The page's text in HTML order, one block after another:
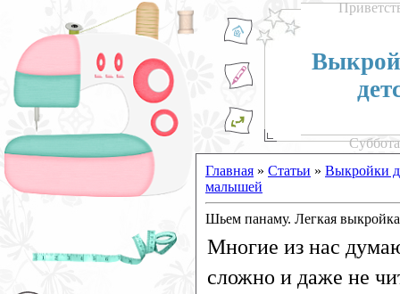
Главная » Статьи » Выкройки
малышей
Шьем панаму. Легкая выкройка
Многие из нас
сложно и даже не